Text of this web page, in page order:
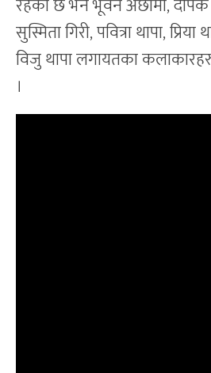
रहेको छ भने भूवन अछामी, दीपक
सुस्मिता गिरी, पवित्रा थापा, प्रिया
विजु थापा लगायतका
।